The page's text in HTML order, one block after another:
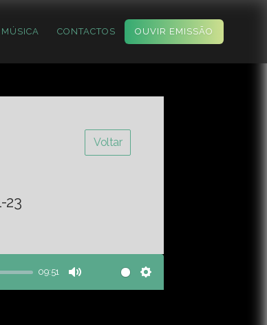
MÚSICA CONTACTOS OUVIR EMISSÃO
Voltar
23
09:51
Mute Settings